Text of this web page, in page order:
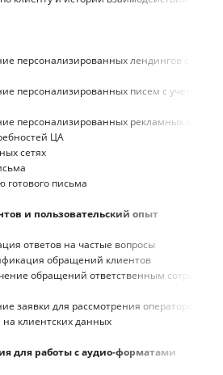
персонализированных лендингов с
персонализированных писем с учетом
персонализированных рекламных
ЦА
сетях
готового письма
и пользовательский опыт
ответов на частые вопросы
обращений клиентов
обращений ответственным
заявки для рассмотрения оператором.
клиентских данных
для работы с аудио-форматами